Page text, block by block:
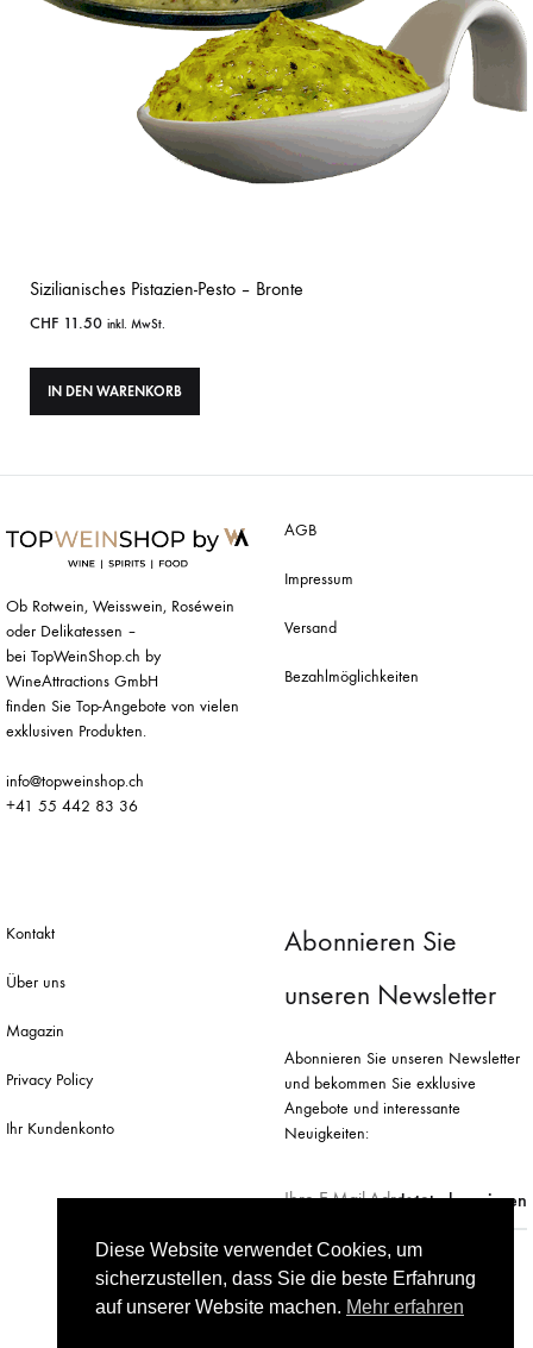
Sizilianisches Pistazien-Pesto – Bronte
CHF 11.50 inkl. MwSt.
IN DEN WARENKORB
Ob Rotwein, Weisswein, Roséwein
oder Delikatessen –
bei TopWeinShop.ch by
WineAttractions GmbH
finden Sie Top-Angebote von vielen
exklusiven Produkten.
info@topweinshop.ch
+41 55 442 83 36
AGB
Impressum
Versand
Bezahlmöglichkeiten
Kontakt
Über uns
Magazin
Privacy Policy
Ihr Kundenkonto
Abonnieren Sie
unseren Newsletter
Abonnieren Sie unseren Newsletter
und bekommen Sie exklusive
Angebote und interessante
Neuigkeiten:
Diese Website verwendet Cookies, um
sicherzustellen, dass Sie die beste Erfahrung
auf unserer Website machen. Mehr erfahren